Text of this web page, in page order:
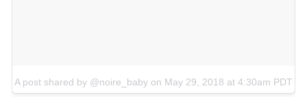
A post shared by @noire_baby on May 29, 2018 at 4:30am PDT